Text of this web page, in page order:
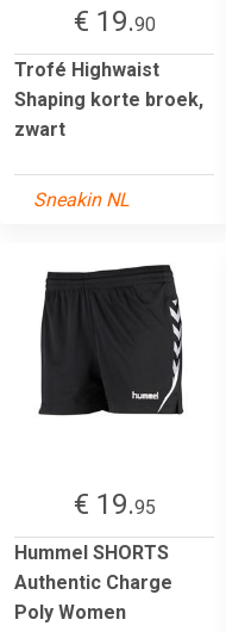
€ 19.90
Trofé Highwaist
Shaping korte broek,
zwart
Sneakin NL
€ 19.95
Hummel SHORTS
Authentic Charge
Poly Women